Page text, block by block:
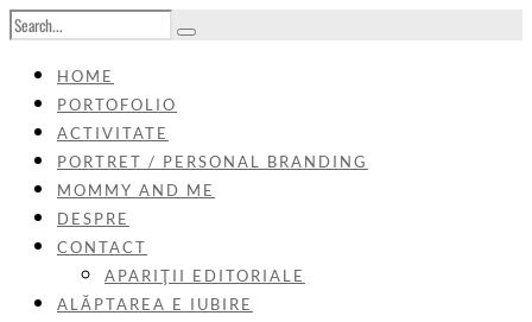
HOME
PORTOFOLIO
ACTIVITATE
PORTRET / PERSONAL BRANDING
MOMMY AND ME
DESPRE
CONTACT
APARIŢII EDITORIALE
ALĂPTAREA E IUBIRE